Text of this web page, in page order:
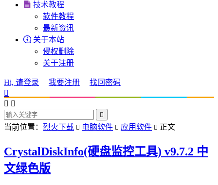
 技术教程
软件教程
最新资讯
 关于本站
侵权删除
关于注册
Hi, 请登录 我要注册
找回密码

 

当前位置： 烈火下载  电脑软件  应用软件  正文
CrystalDiskInfo(硬盘监控工具) v9.7.2 中
文绿色版